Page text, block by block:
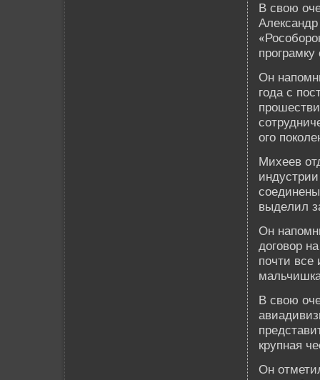
В свою
Он
года с
ого
Михеев
выде­лил
Он
договор
почти все
В свою
крупная
Он